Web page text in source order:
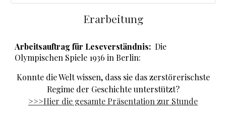
Erarbeitung
Arbeitsauftrag für Leseverständnis: Die
Olympischen Spiele 1936 in Berlin:
Konnte die Welt wissen, dass sie das zerstörerischste
Regime der Geschichte unterstützt?
>>>Hier die gesamte Präsentation zur Stunde